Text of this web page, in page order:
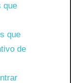
que
que
de